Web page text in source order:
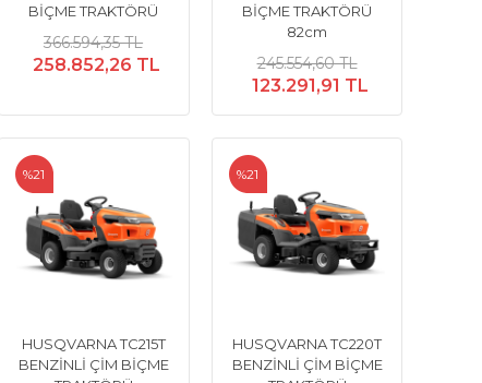
BİÇME TRAKTÖRÜ
366.594,35 TL
258.852,26 TL
BİÇME TRAKTÖRÜ
82cm
245.554,60 TL
123.291,91 TL
HUSQVARNA TC215T
BENZİNLİ ÇİM BİÇME
%21
HUSQVARNA TC220T
BENZİNLİ ÇİM BİÇME
%21